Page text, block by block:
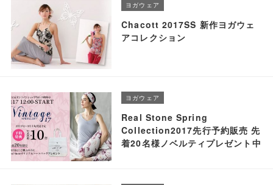
ヨガウェア
Chacott 2017SS 新作ヨガウェ
アコレクション
ヨガウェア
Real Stone Spring
Collection2017先行予約販売 先
着20名様ノベルティプレゼント中